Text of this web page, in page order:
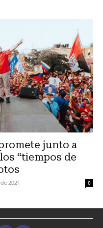
junto a
“tiempos de
2021 0